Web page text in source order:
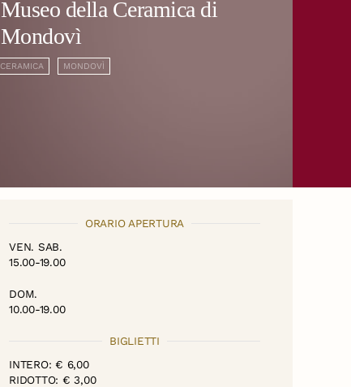
Museo della Ceramica di
Mondovì
CERAMICA MONDOVÌ
ORARIO APERTURA
VEN. SAB.
15.00-19.00
DOM.
10.00-19.00
BIGLIETTI
INTERO: € 6,00
RIDOTTO: € 3,00